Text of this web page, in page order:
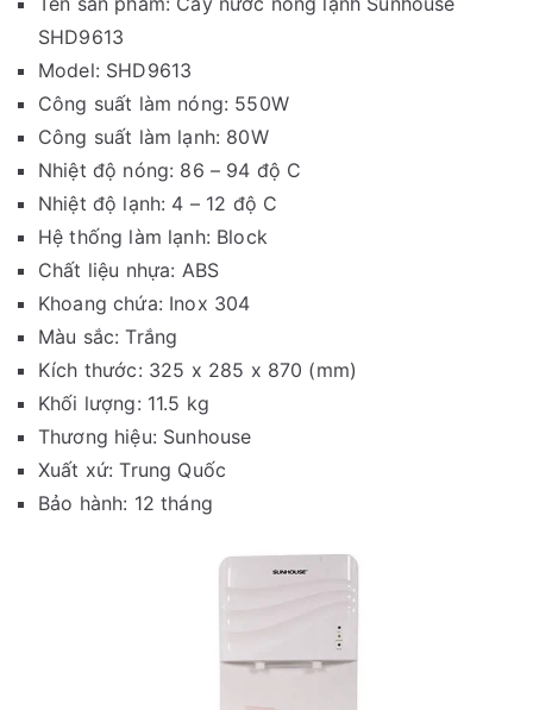
SHD9613
Model: SHD9613
Công suất làm nóng: 550W
Công suất làm lạnh: 80W
Nhiệt độ nóng: 86 – 94 độ C
Nhiệt độ lạnh: 4 – 12 độ C
Hệ thống làm lạnh: Block
Chất liệu nhựa: ABS
Khoang chứa: Inox 304
Màu sắc: Trắng
Kích thước: 325 x 285 x 870 (mm)
Khối lượng: 11.5 kg
Thương hiệu: Sunhouse
Xuất xứ: Trung Quốc
Bảo hành: 12 tháng